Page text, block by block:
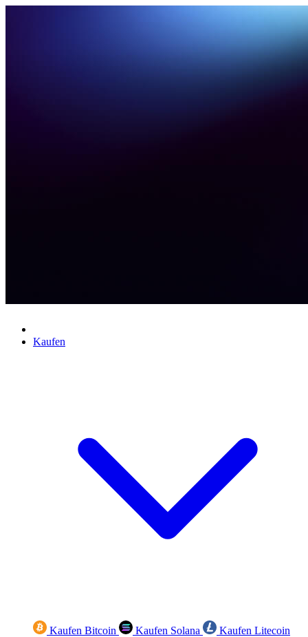
Kaufen
Kaufen Bitcoin Kaufen Solana
Kaufen Litecoin